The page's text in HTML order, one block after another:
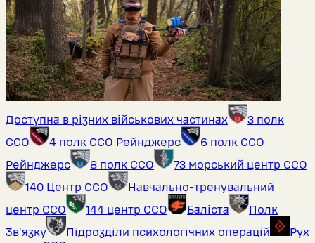
Доступна в різних військових частинах
3 полк
ССО
4 полк ССО Рейнджерс
6 полк ССО
Рейнджерс
8 полк ССО
73 морський центр ССО
140 Центр ССО
Навчально-тренувальний
центр ССО
144 центр ССО Баліста
Полк
Звʼязку
Підрозділи психологічних операцій
Рух